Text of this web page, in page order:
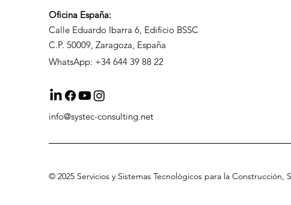
Oficina España:
Calle Eduardo Ibarra 6, Edificio BSSC
C.P. 50009, Zaragoza, España
WhatsApp: +34 644 39 88 22
info@systec-consulting.net
© 2025 Servicios y Sistemas Tecnológicos para la Construcción,